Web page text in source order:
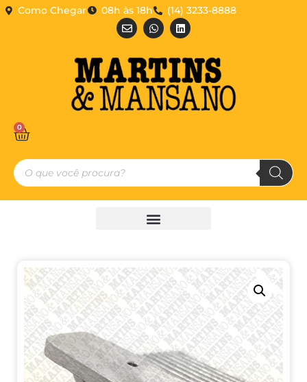
Como Chegar 08h às 18h (14) 3233-8888
0